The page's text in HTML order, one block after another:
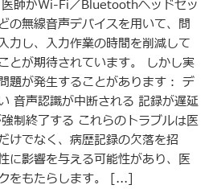
師がWi-Fi／Bluetoothヘッドセッ
の無線音声デバイスを用いて、問
力し、入力作業の時間を削減して
とが期待されています。 しかし実
題が発生することがあります： デ
音声認識が中断される 記録が遅延
制終了する これらのトラブルは医
けでなく、病歴記録の欠落を招
に影響を与える可能性があり、医
をもたらします。 [...]